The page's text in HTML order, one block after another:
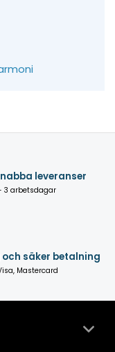
leveranser
3 arbetsdagar
säker betalning
Mastercard